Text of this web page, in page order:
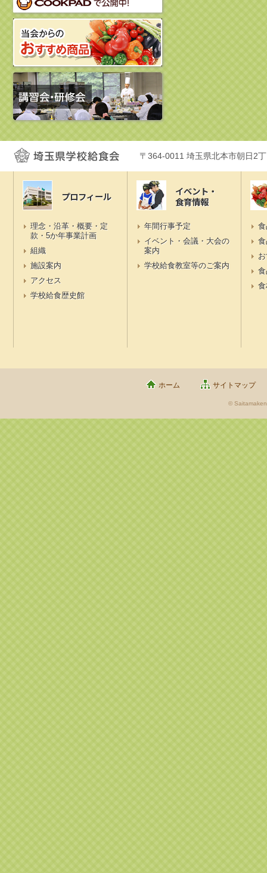
〒364-0011 埼玉県北本市朝日2
プロフィール
理念・沿革・概要・定
款・5か年事業計画
組織
施設案内
アクセス
学校給食歴史館
イベント・
食育情報
年間行事予定
イベント・会議・大会の
案内
学校給食教室等のご案内
ホーム サイトマップ
©